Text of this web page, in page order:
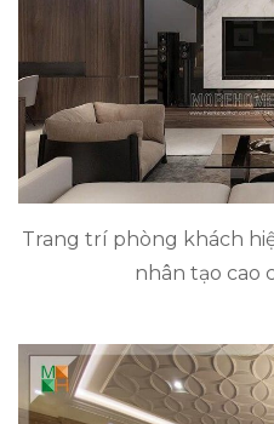
Trang trí phòng khách
nhân tạo cao